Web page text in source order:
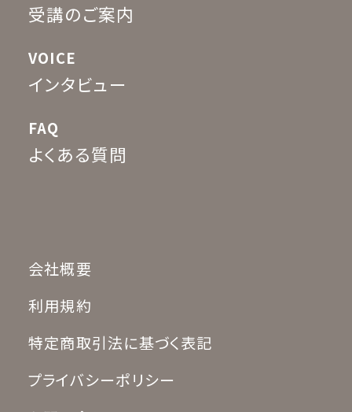
受講のご案内
VOICE
インタビュー
FAQ
よくある質問
会社概要
利用規約
特定商取引法に基づく表記
プライバシーポリシー